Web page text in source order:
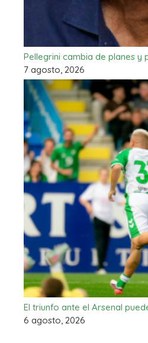
Pellegrini cambia de planes y
7 agosto, 2026
El triunfo ante el Arsenal
6 agosto, 2026